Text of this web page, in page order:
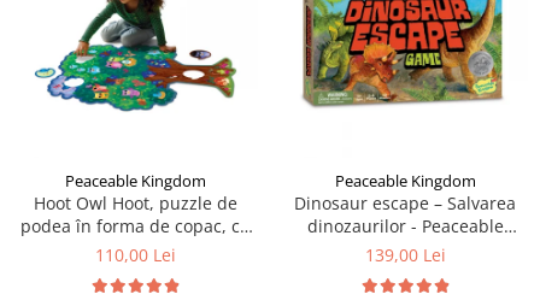
Peaceable Kingdom
Hoot Owl Hoot, puzzle de
podea în forma de copac, cu
bufnite
110,00 Lei
Peaceable Kingdom
Dinosaur escape – Salvarea
dinozaurilor - Peaceable
Kingdom
139,00 Lei